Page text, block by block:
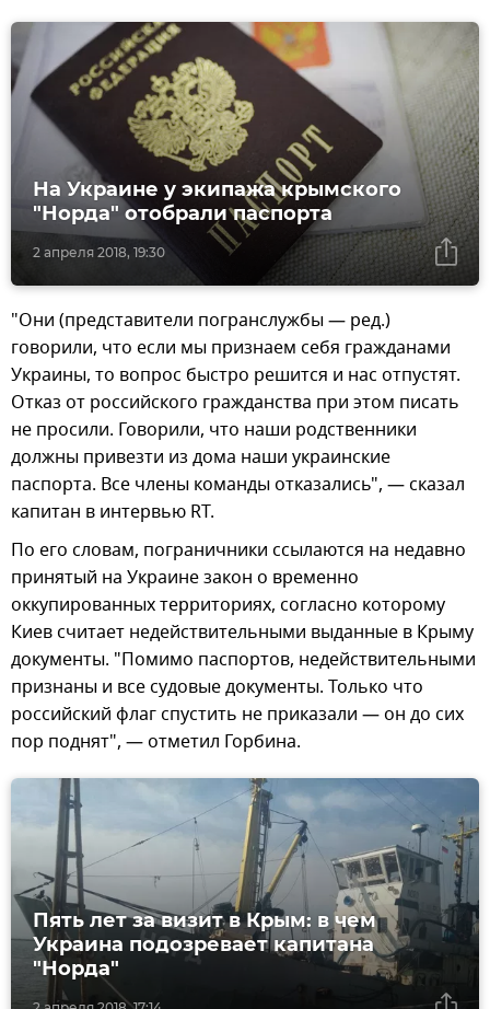
2 апреля 2018, 19:30
На Украине у экипажа крымского
"Норда" отобрали паспорта
"Они (представители погранслужбы — ред.)
говорили, что если мы признаем себя гражданами
Украины, то вопрос быстро решится и нас отпустят.
Отказ от российского гражданства при этом писать
не просили. Говорили, что наши родственники
должны привезти из дома наши украинские
паспорта. Все члены команды отказались", — сказал
капитан в интервью RT.
По его словам, пограничники ссылаются на недавно
принятый на Украине закон о временно
оккупированных территориях, согласно которому
Киев считает недействительными выданные в Крыму
документы. "Помимо паспортов, недействительными
признаны и все судовые документы. Только что
российский флаг спустить не приказали — он до сих
пор поднят", — отметил Горбина.
Пять лет за визит в Крым: в чем
Украина подозревает капитана
"Норда"